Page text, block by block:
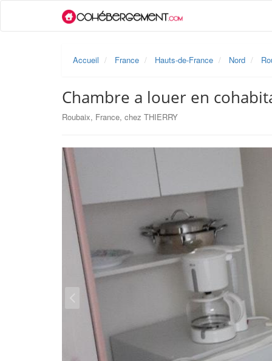
Accueil France Hauts-de-France Nord
Chambre a louer en
Roubaix, France, chez THIERRY